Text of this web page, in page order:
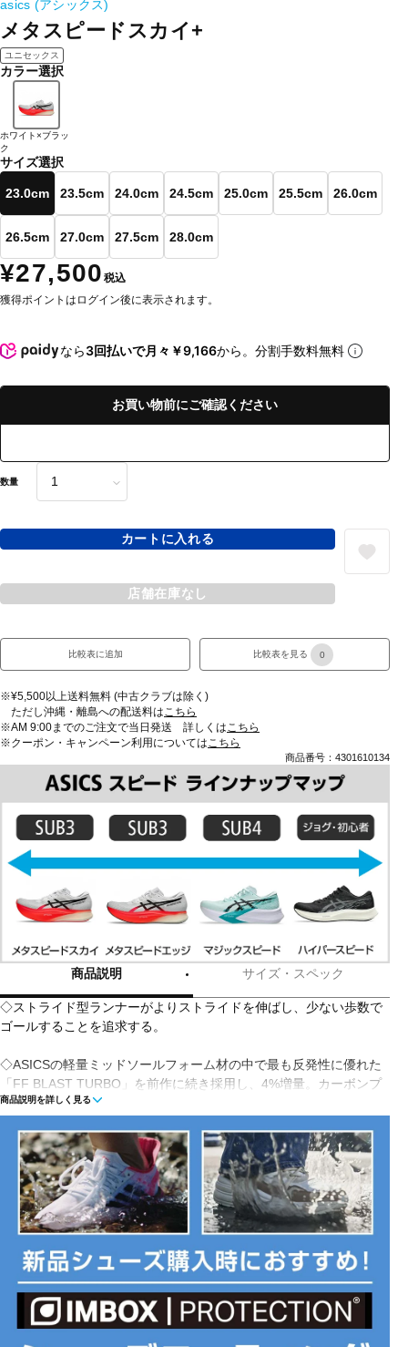
asics (アシックス)
メタスピードスカイ+
ユニセックス
カラー選択
ホワイト×ブラッ
ク
サイズ選択
23.0cm 23.5cm 24.0cm 24.5cm 25.0cm 25.5cm 26.0cm
26.5cm 27.0cm 27.5cm 28.0cm
¥27,500 税込
獲得ポイントはログイン後に表示されます。
なら3回払いで月々￥9,166から。分割手数料無料
お買い物前にご確認ください
数量
カートに入れる
店舗在庫なし
比較表に追加 比較表を見る 0
※¥5,500以上送料無料 (中古クラブは除く)
ただし沖縄・離島への配送料はこちら
※AM 9:00までのご注文で当日発送 詳しくはこちら
※クーポン・キャンペーン利用についてはこちら
商品番号：4301610134
商品説明 サイズ・スペック
◇ストライド型ランナーがよりストライドを伸ばし、少ない歩数で
ゴールすることを追求する。
◇ASICSの軽量ミッドソールフォーム材の中で最も反発性に優れた
「FF BLAST TURBO」を前作に続き採用し、4%増量。カーボンプ
レート形状を前作から変更。フラットな形状とし、ミッドソール内
させることで、フォーム材からより大きな反発力を得られるように
改良された。
■カラー(メーカー表記):
ホワイト×ブラック(100)
■甲材(アッパー):合成繊維
■底材(ソール):ゴム底・合成底
■プロネーション:ニュートラル
商品説明を詳しく見る